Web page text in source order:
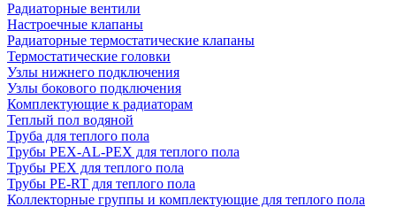
Радиаторные вентили
Настроечные клапаны
Радиаторные термостатические клапаны
Термостатические головки
Узлы нижнего подключения
Узлы бокового подключения
Комплектующие к радиаторам
Теплый пол водяной
Труба для теплого пола
Трубы PEX-AL-PEX для теплого пола
Трубы PEX для теплого пола
Трубы PE-RT для теплого пола
Коллекторные группы и комплектующие для теплого пола